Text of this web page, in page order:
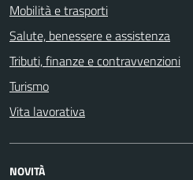
Mobilità e trasporti
Salute, benessere e assistenza
Tributi, finanze e contravvenzioni
Turismo
Vita lavorativa
NOVITÀ